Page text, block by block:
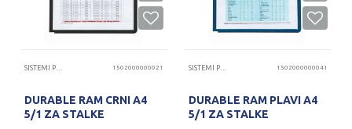
SISTEMI PREZENTACIJA 1502000000021
DURABLE RAM CRNI A4
5/1 ZA STALKE
SISTEMI PREZENTACIJA 1502000000041
DURABLE RAM PLAVI A4
5/1 ZA STALKE